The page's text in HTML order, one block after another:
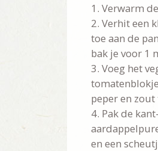
1. Verwarm
2. Verhit een
toe aan de
bak je voor 1
3. Voeg het
peper en zout
4. Pak de
en een